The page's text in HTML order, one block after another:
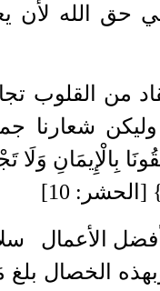
الله لأن
القلوب تجاه
شعارنا
بِالْإِيمَانِ
[الحشر : 10]
أفضل الأعمال
الخصال بلغ